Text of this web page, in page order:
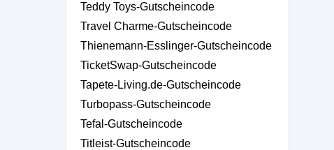
Teddy Toys-Gutscheincode
Travel Charme-Gutscheincode
Thienemann-Esslinger-Gutscheincode
TicketSwap-Gutscheincode
Tapete-Living.de-Gutscheincode
Turbopass-Gutscheincode
Tefal-Gutscheincode
Titleist-Gutscheincode